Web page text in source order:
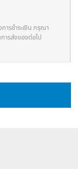
ารชำระเงิน กรุณา
ารส่งของต่อไป